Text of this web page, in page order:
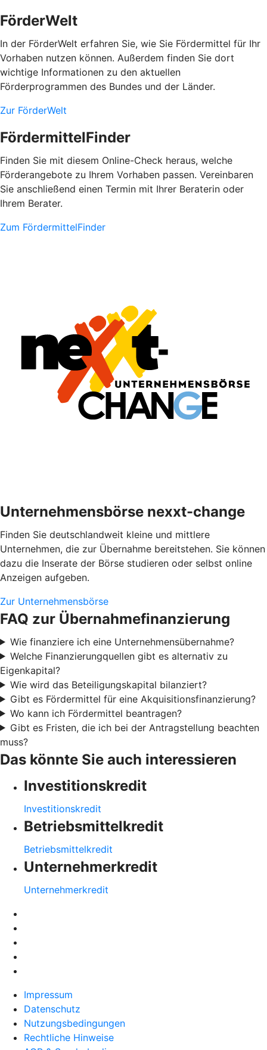
FörderWelt
In der FörderWelt erfahren Sie, wie Sie Fördermittel für Ihr
Vorhaben nutzen können. Außerdem finden Sie dort
wichtige Informationen zu den aktuellen
Förderprogrammen des Bundes und der Länder.
Zur FörderWelt
FördermittelFinder
Finden Sie mit diesem Online-Check heraus, welche
Förderangebote zu Ihrem Vorhaben passen. Vereinbaren
Sie anschließend einen Termin mit Ihrer Beraterin oder
Ihrem Berater.
Zum FördermittelFinder
Unternehmensbörse nexxt-change
Finden Sie deutschlandweit kleine und mittlere
Unternehmen, die zur Übernahme bereitstehen. Sie können
dazu die Inserate der Börse studieren oder selbst online
Anzeigen aufgeben.
Zur Unternehmensbörse
FAQ zur Übernahmefinanzierung
Wie finanziere ich eine Unternehmensübernahme?
Welche Finanzierungquellen gibt es alternativ zu
Eigenkapital?
Wie wird das Beteiligungskapital bilanziert?
Gibt es Fördermittel für eine Akquisitionsfinanzierung?
Wo kann ich Fördermittel beantragen?
Gibt es Fristen, die ich bei der Antragstellung beachten
muss?
Das könnte Sie auch interessieren
Investitionskredit
Investitionskredit
Betriebsmittelkredit
Betriebsmittelkredit
Unternehmerkredit
Unternehmerkredit
Impressum
Datenschutz
Nutzungsbedingungen
Rechtliche Hinweise